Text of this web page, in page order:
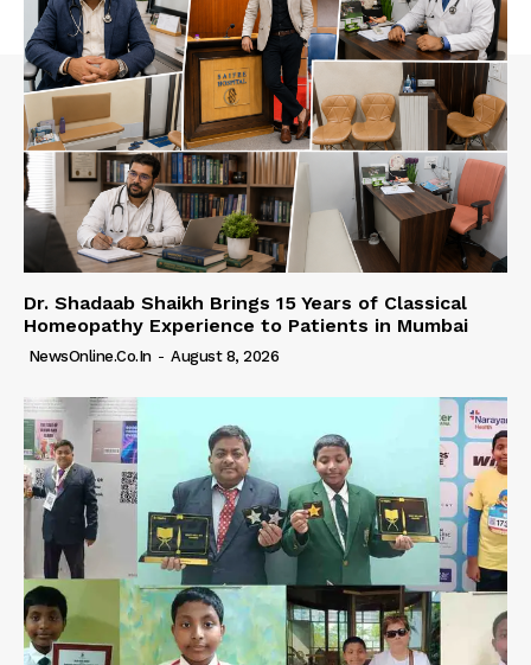
Dr. Shadaab Shaikh Brings 15 Years of Classical
Homeopathy Experience to Patients in Mumbai
NewsOnline.co.in - August 8, 2026